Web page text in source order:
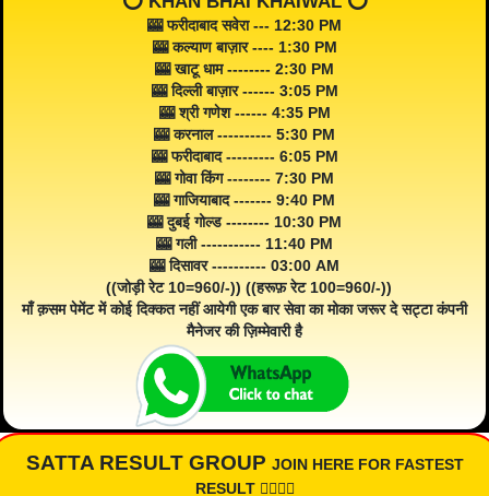
🎰 फरीदाबाद सवेरा --- 12:30 PM
🎰 कल्याण बाज़ार ---- 1:30 PM
🎰 खाटू धाम -------- 2:30 PM
🎰 दिल्ली बाज़ार ------ 3:05 PM
🎰 श्री गणेश ------ 4:35 PM
🎰 करनाल ---------- 5:30 PM
🎰 फरीदाबाद --------- 6:05 PM
🎰 गोवा किंग -------- 7:30 PM
🎰 गाजियाबाद ------- 9:40 PM
🎰 दुबई गोल्ड -------- 10:30 PM
🎰 गली ----------- 11:40 PM
🎰 दिसावर ---------- 03:00 AM
((जोड़ी रेट 10=960/-)) ((हरूफ़ रेट 100=960/-))
माँ क़सम पेमेंट में कोई दिक्कत नहीं आयेगी एक बार सेवा का मोका जरूर दे सट्टा कंपनी
मैनेजर की ज़िम्मेवारी है
SATTA RESULT GROUP JOIN HERE FOR FASTEST
RESULT 👇🏾👇🏾